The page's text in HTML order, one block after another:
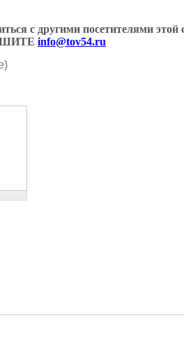
с другими
info@tov54.ru